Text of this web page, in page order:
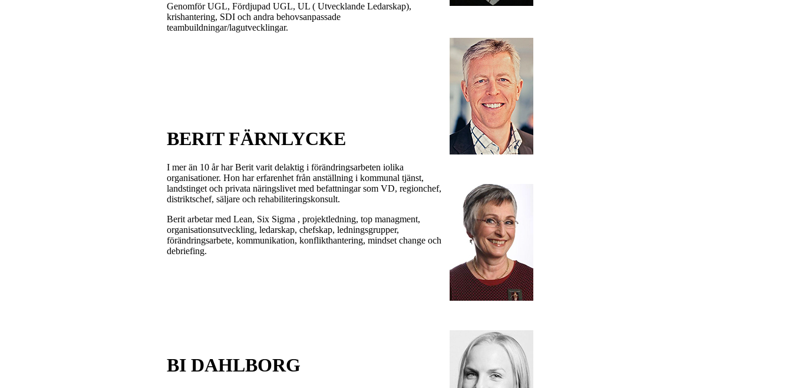
Genomför UGL, Fördjupad UGL, UL ( Utvecklande Ledarskap),
krishantering, SDI och andra behovsanpassade
teambuildningar/lagutvecklingar.
BERIT FÄRNLYCKE
I mer än 10 år har Berit varit delaktig i förändringsarbeten iolika
organisationer. Hon har erfarenhet från anställning i kommunal tjänst,
landstinget och privata näringslivet med befattningar som VD, regionchef,
distriktschef, säljare och rehabiliteringskonsult.
Berit arbetar med Lean, Six Sigma , projektledning, top managment,
organisationsutveckling, ledarskap, chefskap, ledningsgrupper,
förändringsarbete, kommunikation, konflikthantering, mindset change och
debriefing.
BI DAHLBORG